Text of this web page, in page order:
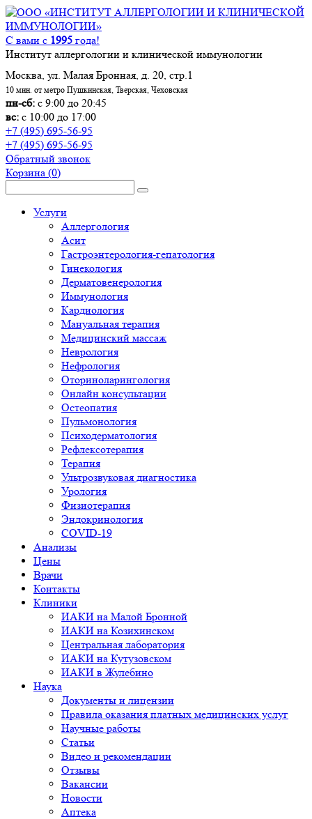
С вами с 1995 года!
Институт аллергологии и клинической иммунологии
Москва, ул. Малая Бронная, д. 20, стр.1
10 мин. от метро Пушкинская, Тверская, Чеховская
пн-сб: с 9:00 до 20:45
вс: с 10:00 до 17:00
+7 (495) 695-56-95
+7 (495) 695-56-95
Обратный звонок
Корзина (0)
Услуги
Аллергология
Асит
Гастроэнтерология-гепатология
Гинекология
Дерматовенерология
Иммунология
Кардиология
Мануальная терапия
Медицинский массаж
Неврология
Нефрология
Оториноларингология
Онлайн консультации
Остеопатия
Пульмонология
Психодерматология
Рефлексотерапия
Терапия
Ультрозвуковая диагностика
Урология
Физиотерапия
Эндокринология
COVID-19
Анализы
Цены
Врачи
Контакты
Клиники
ИАКИ на Малой Бронной
ИАКИ на Козихинском
Центральная лаборатория
ИАКИ на Кутузовском
ИАКИ в Жулебино
Наука
Документы и лицензии
Правила оказания платных медицинских услуг
Научные работы
Статьи
Видео и рекомендации
Отзывы
Вакансии
Новости
Аптека